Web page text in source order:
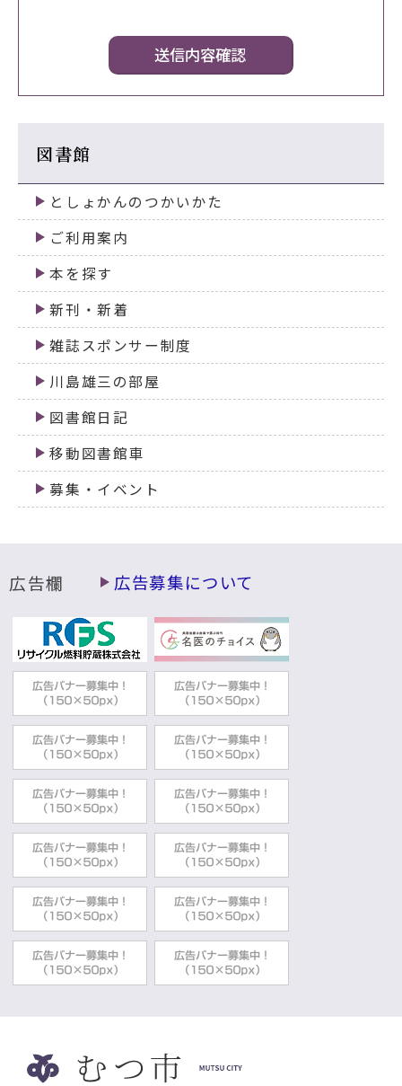
図書館
としょかんのつかいかた
ご利用案内
本を探す
新刊・新着
雑誌スポンサー制度
川島雄三の部屋
図書館日記
移動図書館車
募集・イベント
広告欄 広告募集について